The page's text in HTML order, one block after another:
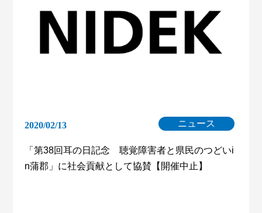
2020/02/13 ニュース
「第38回耳の日記念 聴覚障害者と県民のつどいi
n蒲郡」に社会貢献として協賛【開催中止】